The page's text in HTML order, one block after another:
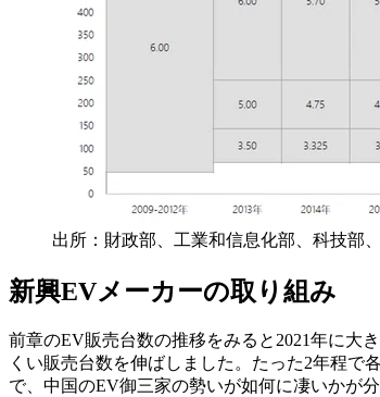
出所：財政部、工業和信息化部、科技部
新興EVメーカーの取り組み
前章のEV販売台数の推移をみると2021年に大
くい販売台数を伸ばしました。たった2年程で
で、中国のEV御三家の勢いが如何に凄いかが分